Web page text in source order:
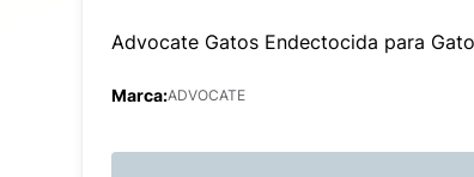
Advocate Gatos Endectocida para
Marca:ADVOCATE